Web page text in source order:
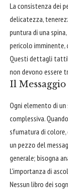
La consistenza dei
delicatezza,
puntura di una
pericolo imminente,
Questi dettagli
non devono essere
Il
Ogni elemento di
complessiva.
sfumatura di
un pezzo del
generale; bisogna
L'importanza di
Nessun libro dei